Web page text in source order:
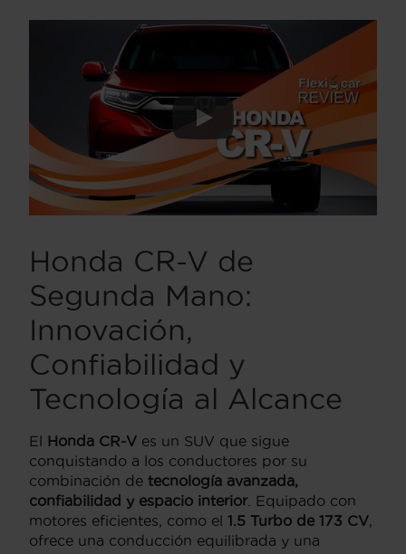
Honda CR-V de
Segunda Mano:
Innovación,
Confiabilidad y
Tecnología al Alcance
El Honda CR-V es un SUV que sigue
conquistando a los conductores por su
combinación de tecnología avanzada,
confiabilidad y espacio interior. Equipado con
motores eficientes, como el 1.5 Turbo de 173 CV
ofrece una conducción equilibrada y una